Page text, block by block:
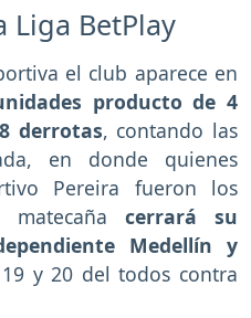
Liga BetPlay
el club aparece en
producto de 4
derrotas, contando las
en donde quienes
Pereira fueron los
matecañacerrará su
Medellín y
y 20 del todos contra